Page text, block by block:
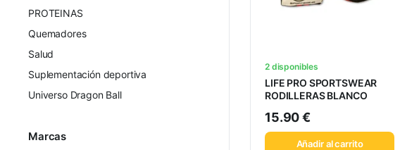
2 disponibles
LIFE PRO SPORTSWEAR
RODILLERAS BLANCO
15.90€
Añadir al carrito
PROTEINAS
Quemadores
Salud
Suplementación deportiva
Universo Dragon Ball
Marcas